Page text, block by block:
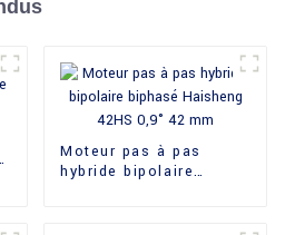
Moteur pas à pas
hybride bipolaire